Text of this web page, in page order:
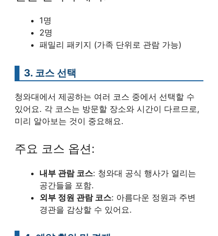
1명
2명
패밀리 패키지 (가족 단위로 관람 가능)
3. 코스 선택
청와대에서 제공하는 여러 코스 중에서 선택할 수
있어요. 각 코스는 방문할 장소와 시간이 다르므로,
미리 알아보는 것이 중요해요.
주요 코스 옵션:
내부 관람 코스: 청와대 공식 행사가 열리는
공간들을 포함.
외부 정원 관람 코스: 아름다운 정원과 주변
경관을 감상할 수 있어요.